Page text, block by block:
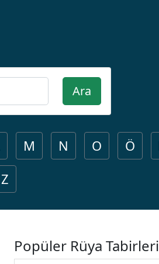
Ara
M N O Ö
Z
Popüler Rüya Tabirleri